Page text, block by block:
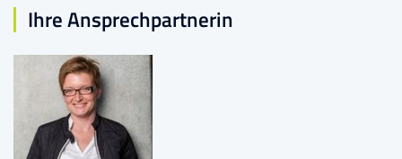
Ihre Ansprechpartnerin